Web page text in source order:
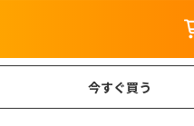
今すぐ買う